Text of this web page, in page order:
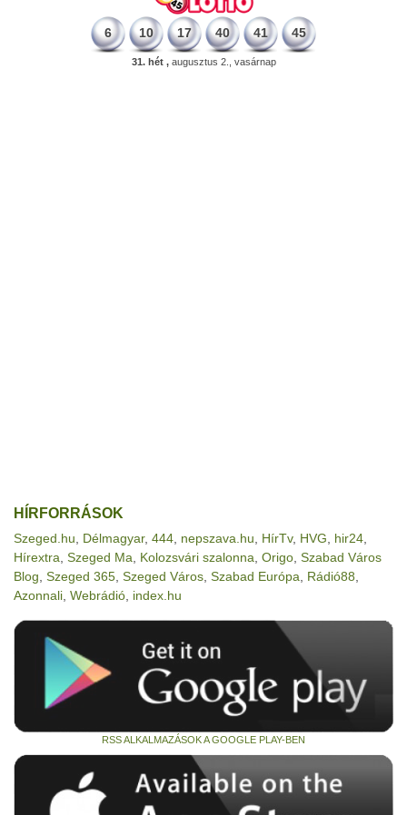
6 10 17 40 41 45
31. hét ,augusztus 2., vasárnap
HÍRFORRÁSOK
Szeged.hu Délmagyar, 444 nepszava.hu HírTv, HVG hir24
Hírextra Szeged Ma Kolozsvári szalonna Origo Szabad Város
Blog Szeged 365 Szeged Város Szabad Európa Rádió88
Azonnali Webrádió index.hu
RSS ALKALMAZÁSOK A GOOGLE PLAY-BEN